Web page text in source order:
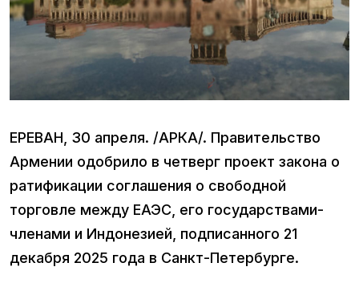
ЕРЕВАН, 30 апреля. /АРКА/. Правительство
Армении одобрило в четверг проект закона о
ратификации соглашения о свободной
торговле между ЕАЭС, его государствами-
членами и Индонезией, подписанного 21
декабря 2025 года в Санкт-Петербурге.